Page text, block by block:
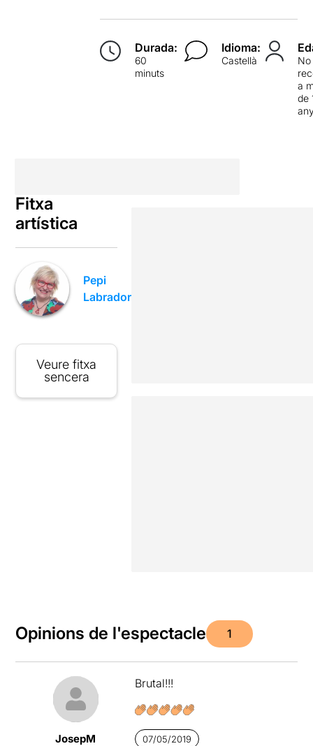
Durada:
60
minuts
Idioma:
Castellà
No
a
de
Fitxa
artística
Pepi
Labrador
Veure fitxa
sencera
Opinions de l'espectacle 1
JosepM
Brutal!!!
07/05/2019